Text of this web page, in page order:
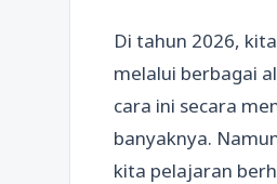
Di tahun 2026,
melalui berbagai
cara ini secara
banyaknya.
kita pelajaran